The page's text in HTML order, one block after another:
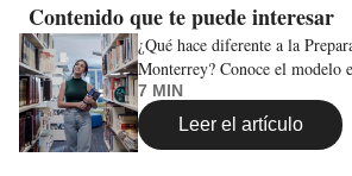
Contenido que te puede interesar
¿Qué hace diferente a la
Monterrey? Conoce el modelo
7 MIN
Leer el artículo